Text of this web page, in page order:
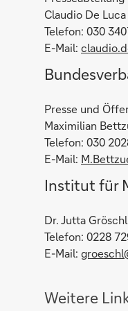
Claudio De Luca
Telefon: 030
E-Mail:
Presse und
Maximilian
Telefon: 030
E-Mail:
Institut für
Dr. Jutta Gröschl
Telefon: 0228
E-Mail:
Weitere